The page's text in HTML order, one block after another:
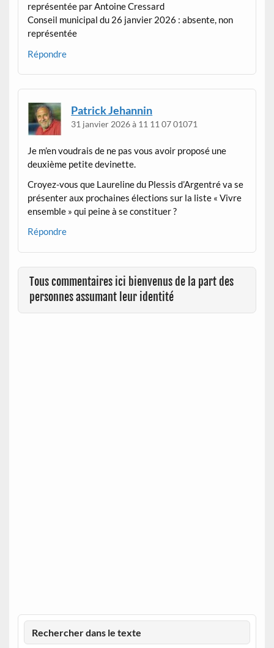
représentée par Antoine Cressard
Conseil municipal du 26 janvier 2026 : absente, non
représentée
Répondre
Patrick Jehannin
31 janvier 2026 à 11 11 07 01071
Je m’en voudrais de ne pas vous avoir proposé une
deuxième petite devinette.
Croyez-vous que Laureline du Plessis d’Argentré va se
présenter aux prochaines élections sur la liste « Vivre
ensemble » qui peine à se constituer ?
Répondre
Tous commentaires ici bienvenus de la part des
personnes assumant leur identité
Rechercher dans le texte